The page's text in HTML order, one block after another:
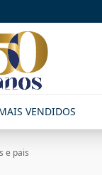
VENDIDOS
e pais